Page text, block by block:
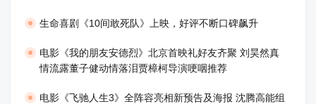
生命喜剧《10间敢死队》上映，好评不断口碑飙升
​电影《我的朋友安德烈》北京首映礼好友齐聚 刘昊然真
情流露董子健动情落泪贾樟柯导演哽咽推荐
电影《飞驰人生3》全阵容亮相新预告及海报 沈腾高能组